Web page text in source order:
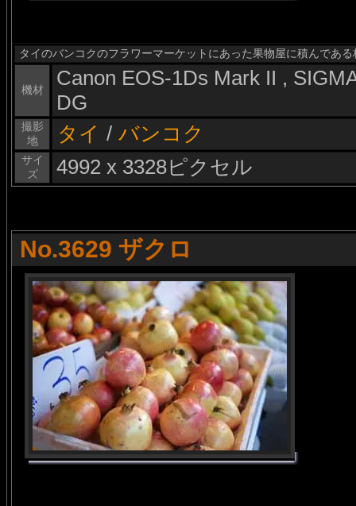
タイのバンコクのフラワーマーケットにあった果物屋に積んであ
機材
Canon EOS-1Ds Mark II ,
DG
撮影
地
タイ / バンコク
サイ
ズ
4992 x 3328ピクセル
No.3629 ザクロ